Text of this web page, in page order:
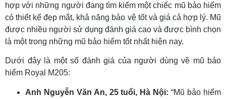
hợp với những người đang tìm kiếm một chiếc mũ bảo hiểm
có thiết kế đẹp mắt, khả năng bảo vệ tốt và giá cả hợp lý. Mũ
được nhiều người sử dụng đánh giá cao và được bình chọn
là một trong những mũ bảo hiểm tốt nhất hiện nay.
Dưới đây là một số đánh giá của người dùng về mũ bảo
hiểm Royal M205:
Anh Nguyễn Văn An, 25 tuổi, Hà Nội: “Mũ bảo hiểm